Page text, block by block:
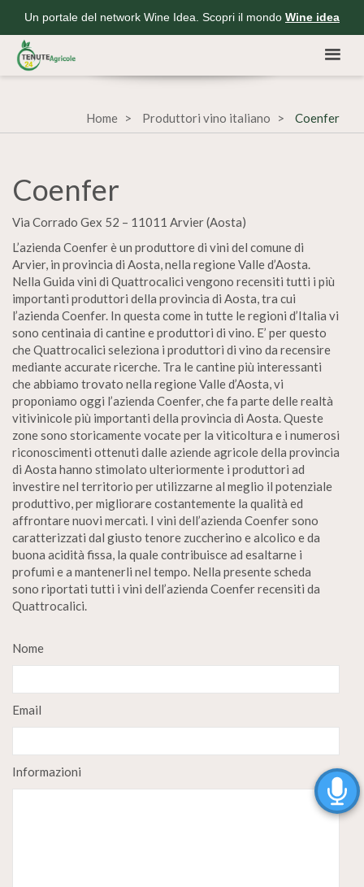
Un portale del network Wine Idea. Scopri il mondo Wine idea
Home Produttori vino italiano Coenfer
Coenfer
Via Corrado Gex 52 – 11011 Arvier (Aosta)
L’azienda Coenfer è un produttore di vini del comune di
Arvier, in provincia di Aosta, nella regione Valle d’Aosta.
Nella Guida vini di Quattrocalici vengono recensiti tutti i più
importanti produttori della provincia di Aosta, tra cui
l’azienda Coenfer. In questa come in tutte le regioni d’Italia vi
sono centinaia di cantine e produttori di vino. E’ per questo
che Quattrocalici seleziona i produttori di vino da recensire
mediante accurate ricerche. Tra le cantine più interessanti
che abbiamo trovato nella regione Valle d’Aosta, vi
proponiamo oggi l’azienda Coenfer, che fa parte delle realtà
vitivinicole più importanti della provincia di Aosta. Queste
zone sono storicamente vocate per la viticoltura e i numerosi
riconoscimenti ottenuti dalle aziende agricole della provincia
di Aosta hanno stimolato ulteriormente i produttori ad
investire nel territorio per utilizzarne al meglio il potenziale
produttivo, per migliorare costantemente la qualità ed
affrontare nuovi mercati. I vini dell’azienda Coenfer sono
caratterizzati dal giusto tenore zuccherino e alcolico e da
buona acidità fissa, la quale contribuisce ad esaltarne i
profumi e a mantenerli nel tempo. Nella presente scheda
sono riportati tutti i vini dell’azienda Coenfer recensiti da
Quattrocalici.
Nome
Email
Informazioni